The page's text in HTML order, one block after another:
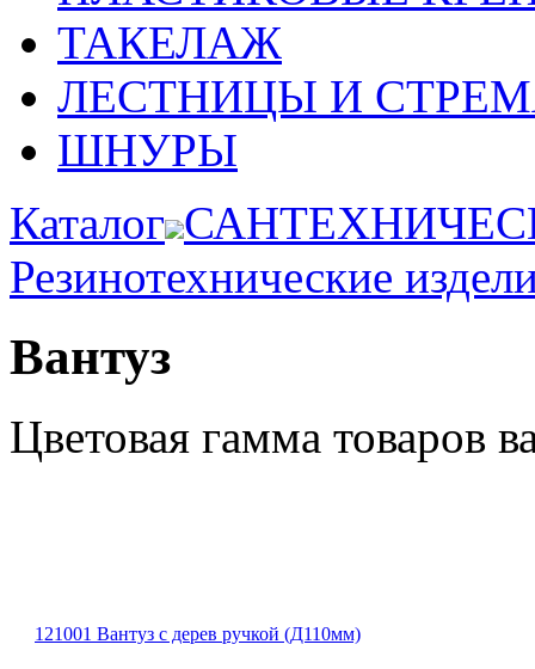
ТАКЕЛАЖ
ЛЕСТНИЦЫ И
ШНУРЫ
Каталог
Резинотехнические
Вантуз
Цветовая гамма товаров
121001 Вантуз с дерев ручкой (Д110мм)